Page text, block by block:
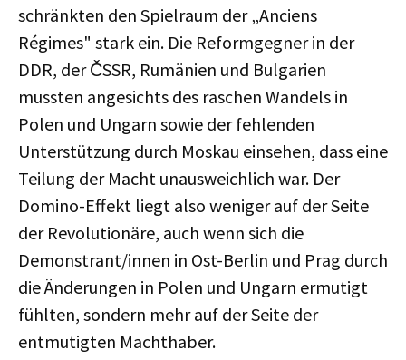
schränkten den Spielraum der „Anciens
Régimes" stark ein. Die Reformgegner in der
DDR, der ČSSR, Rumänien und Bulgarien
mussten angesichts des raschen Wandels in
Polen und Ungarn sowie der fehlenden
Unterstützung durch Moskau einsehen, dass eine
Teilung der Macht unausweichlich war. Der
Domino-Effekt liegt also weniger auf der Seite
der Revolutionäre, auch wenn sich die
Demonstrant/innen in Ost-Berlin und Prag durch
die Änderungen in Polen und Ungarn ermutigt
fühlten, sondern mehr auf der Seite der
entmutigten Machthaber.